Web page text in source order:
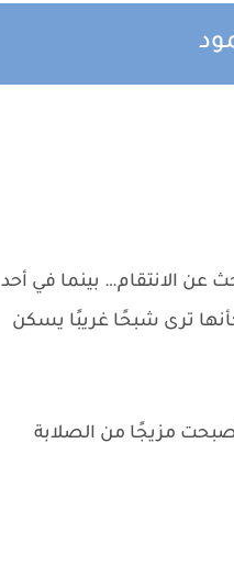
عن الانتقام… بينما في أحد
ترى شبحًا غريبًا يسكن
مزيجًا من الصلابة